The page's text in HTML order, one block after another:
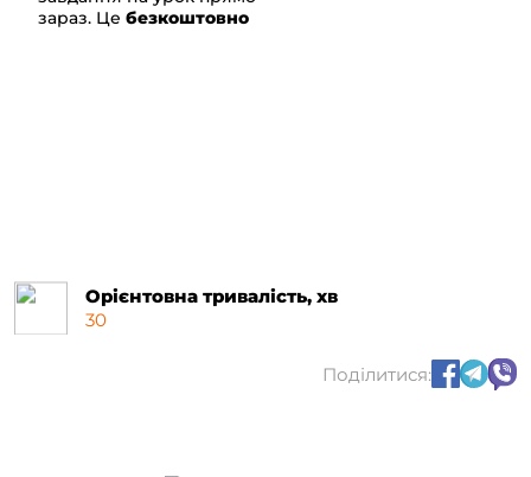
зараз. Це безкоштовно
Орієнтовна тривалість, хв
30
Поділитися: